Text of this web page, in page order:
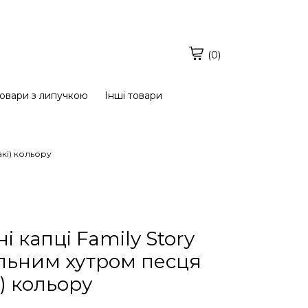
(0)
з липучкою Інші товари
кольору
капці Family Story
хутром песця
кольору